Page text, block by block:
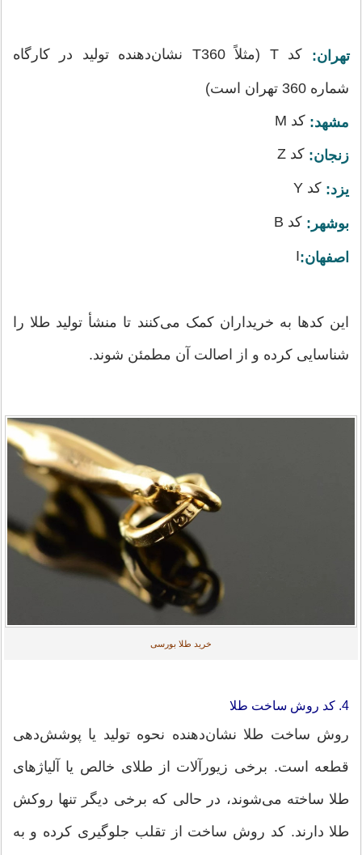
تهران: کد T (مثلاً T360 نشان‌دهنده تولید در کارگاه
شماره 360 تهران است)
مشهد: کد M
زنجان: کد Z
یزد: کد Y
بوشهر: کد B
اصفهان:I
این کدها به خریداران کمک می‌کنند تا منشأ تولید طلا را
شناسایی کرده و از اصالت آن مطمئن شوند.
خرید طلا بورسی
4. کد روش ساخت طلا
روش ساخت طلا نشان‌دهنده نحوه تولید یا پوشش‌دهی
قطعه است. برخی زیورآلات از طلای خالص یا آلیاژهای
طلا ساخته می‌شوند، در حالی که برخی دیگر تنها روکش
طلا دارند. کد روش ساخت از تقلب جلوگیری کرده و به